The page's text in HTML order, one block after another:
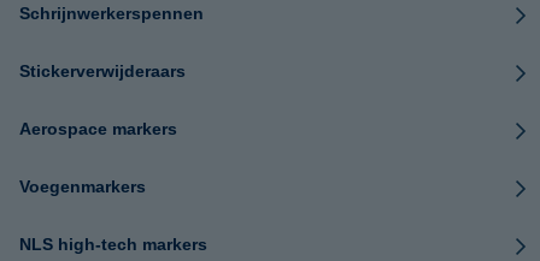
Schrijnwerkerspennen
Stickerverwijderaars
Aerospace markers
Voegenmarkers
NLS high-tech markers